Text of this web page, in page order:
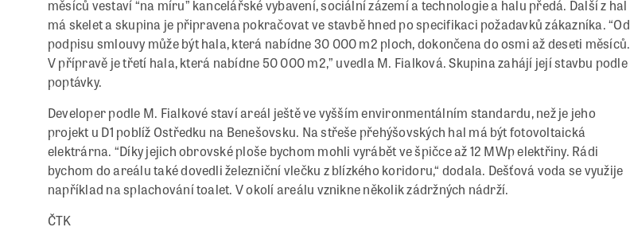
měsíců vestaví “na míru” kancelářské vybavení, sociální zázemí a technologie a halu předá. Další z hal
má skelet a skupina je připravena pokračovat ve stavbě hned po specifikaci požadavků zákazníka. “Od
podpisu smlouvy může být hala, která nabídne 30 000 m2 ploch, dokončena do osmi až deseti měsíců.
V přípravě je třetí hala, která nabídne 50 000 m2,” uvedla M. Fialková. Skupina zahájí její stavbu podle
poptávky.
Developer podle M. Fialkové staví areál ještě ve vyšším environmentálním standardu, než je jeho
projekt u D1 poblíž Ostředku na Benešovsku. Na střeše přehýšovských hal má být fotovoltaická
elektrárna. “Díky jejich obrovské ploše bychom mohli vyrábět ve špičce až 12 MWp elektřiny. Rádi
bychom do areálu také dovedli železniční vlečku z blízkého koridoru,“ dodala. Dešťová voda se využije
například na splachování toalet. V okolí areálu vznikne několik zádržných nádrží.
ČTK